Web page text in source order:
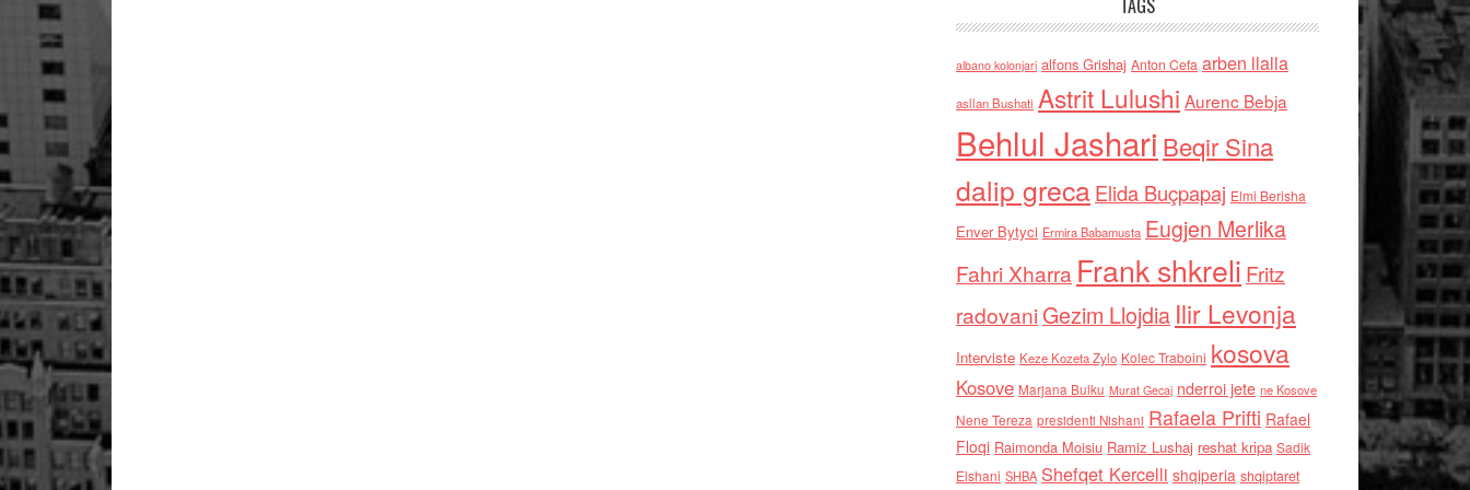
TAGS
albano kolonjari alfons Grishaj Anton Cefa arben llalla
asllan Bushati Astrit Lulushi Aurenc Bebja
Behlul Jashari Beqir Sina
dalip grecaElida Buçpapaj Elmi Berisha
Enver Bytyci Ermira Babamusta Eugjen Merlika
Fahri Xharra Frank shkreli Fritz
radovaniGezim Llojdia Ilir Levonja
Interviste Keze Kozeta Zylo Kolec Traboini kosova
Kosove Marjana Bulku Murat Gecaj nderroi jete ne Kosove
Nene Tereza presidenti Nishani Rafaela Prifti Rafael
Floqi Raimonda Moisiu Ramiz Lushaj reshat kripa Sadik
Elshani SHBA Shefqet Kercelli shqiperia shqiptaret